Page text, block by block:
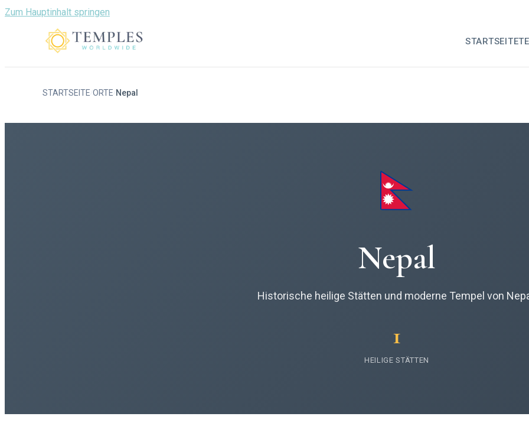
Zum Hauptinhalt springen
STARTSEITE
STARTSEITE ORTE Nepal
Nepal
Historische heilige Stätten und moderne Tempel von
1
HEILIGE STÄTTEN